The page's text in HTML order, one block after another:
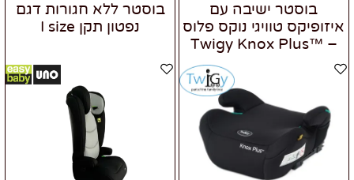
בוסטר ישיבה עם
איזופיקס טוויגי נוקס פלוס
– ™Twigy Knox Plus
בוסטר ללא חגורות דגם
נפטון תקן I size